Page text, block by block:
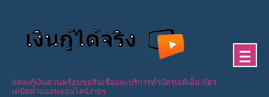
แหล่งกู้เงินด่วนพร้อมขอสินเชื่อและบริการทำบัตรเอทีเอ็ม-บัตร
เดบิตผ่านแอพออนไลน์ง่ายๆ